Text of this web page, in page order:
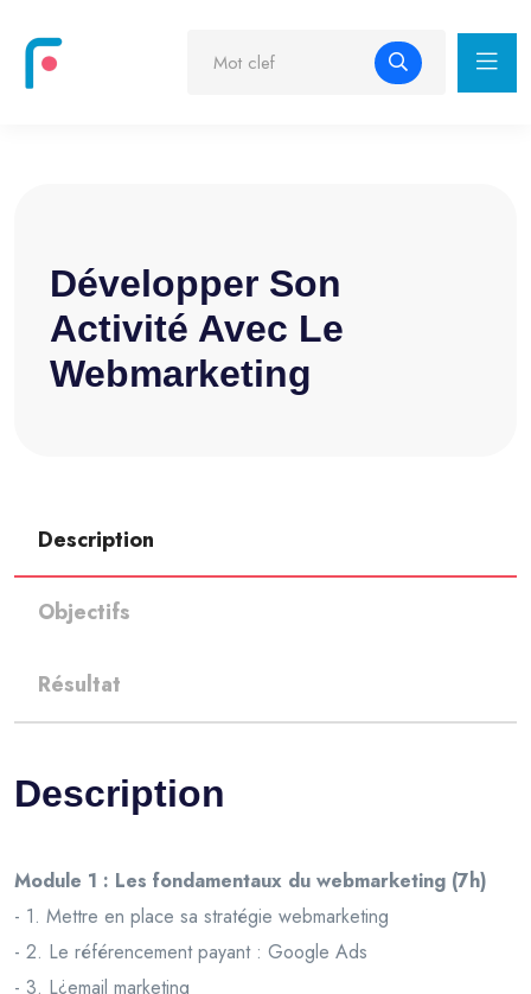
Développer Son
Activité Avec Le
Webmarketing
Description
Objectifs
Résultat
Description
Module 1 : Les fondamentaux du webmarketing (7h)
- 1. Mettre en place sa stratégie webmarketing
- 2. Le référencement payant : Google Ads
- 3. L¿email marketing